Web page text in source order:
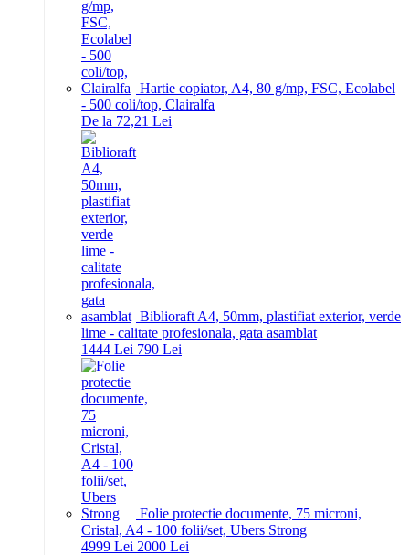
Hartie copiator, A4, 80 g/mp, FSC, Ecolabel
- 500 coli/top, Clairalfa
De la 72,21 Lei
Biblioraft A4, 50mm, plastifiat exterior, verde
lime - calitate profesionala, gata asamblat
1444 Lei 790 Lei
Folie protectie documente, 75 microni,
Cristal, A4 - 100 folii/set, Ubers Strong
4999 Lei 2000 Lei